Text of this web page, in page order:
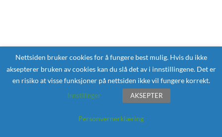
Nettsiden bruker cookies for å fungere best mulig. Hvis du ikke
aksepterer bruken av cookies kan du slå det av i innstillingene. Det er
en risiko at visse funksjoner på nettsiden ikke vil fungere korrekt.
Innstillinger AKSEPTER
Personvernerklæring